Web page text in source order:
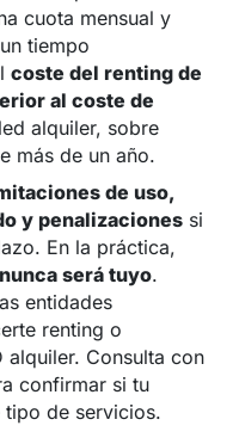
cuota mensual y
tiempo
coste del renting de
al coste de
alquiler, sobre
más de un año.
de uso,
y penalizaciones si
En la práctica,
será tuyo.
entidades
renting o
alquiler. Consulta con
confirmar si tu
tipo de servicios.